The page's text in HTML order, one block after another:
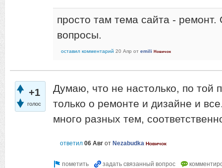
просто там тема сайта -
вопросы.
оставил комментарий 20 Апр от emili Новичок
+1
голос
Думаю, что не настолько, по той
только о ремонте и дизайне и
много разных тем,
ответил 06 Авг от Nezabudka Новичок